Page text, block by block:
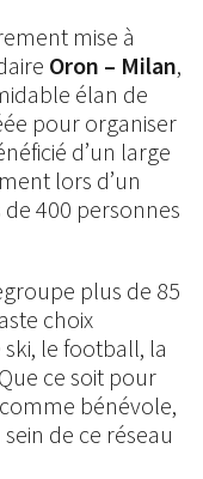
mise à
Oron – Milan,
élan de
pour organiser
d’un large
lors d’un
400 personnes
plus de 85
choix
ski, le football, la
ce soit pour
bénévole,
de ce réseau